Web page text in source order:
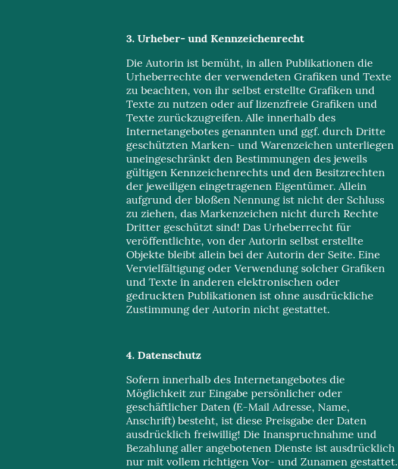
3. Urheber- und Kennzeichenrecht
Die Autorin ist bemüht, in allen Publikationen die
Urheberrechte der verwendeten Grafiken und Texte
zu beachten, von ihr selbst erstellte Grafiken und
Texte zu nutzen oder auf lizenzfreie Grafiken und
Texte zurückzugreifen. Alle innerhalb des
Internetangebotes genannten und ggf. durch Dritte
geschützten Marken- und Warenzeichen unterliegen
uneingeschränkt den Bestimmungen des jeweils
gültigen Kennzeichenrechts und den Besitzrechten
der jeweiligen eingetragenen Eigentümer. Allein
aufgrund der bloßen Nennung ist nicht der Schluss
zu ziehen, das Markenzeichen nicht durch Rechte
Dritter geschützt sind! Das Urheberrecht für
veröffentlichte, von der Autorin selbst erstellte
Objekte bleibt allein bei der Autorin der Seite. Eine
Vervielfältigung oder Verwendung solcher Grafiken
und Texte in anderen elektronischen oder
gedruckten Publikationen ist ohne ausdrückliche
Zustimmung der Autorin nicht gestattet.
4. Datenschutz
Sofern innerhalb des Internetangebotes die
Möglichkeit zur Eingabe persönlicher oder
geschäftlicher Daten (E-Mail Adresse, Name,
Anschrift) besteht, ist diese Preisgabe der Daten
ausdrücklich freiwillig! Die Inanspruchnahme und
Bezahlung aller angebotenen Dienste ist ausdrücklich
nur mit vollem richtigen Vor- und Zunamen gestattet.